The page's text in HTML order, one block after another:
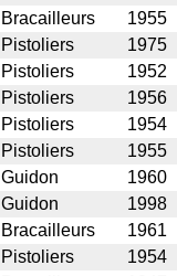
Bracailleurs
1955
Pistoliers
1975
Pistoliers
1952
Pistoliers
1956
Pistoliers
1954
Pistoliers
1955
Guidon
1960
Guidon
1998
Bracailleurs
1961
Pistoliers
1954